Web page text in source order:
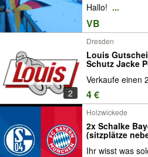
Hallo! ...
VB
2
Dresden
Louis
Schutz Jacke
Verkaufe einen
4 €
Holzwickede
2x Schalke
(sitzplätze
Ihr wisst was